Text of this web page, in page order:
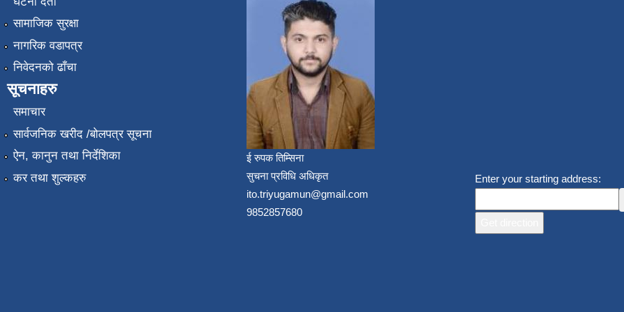
सामाजिक सुरक्षा
नागरिक वडापत्र
निवेदनको ढाँचा
सूचनाहरु
समाचार
सार्वजनिक खरीद /बोलपत्र सूचना
ऐन, कानुन तथा निर्देशिका
कर तथा शुल्कहरु
ई रुपक तिम्सिना
सुचना प्रविधि अधिकृत
ito.triyugamun@gmail.com
9852857680
Enter your starting address: